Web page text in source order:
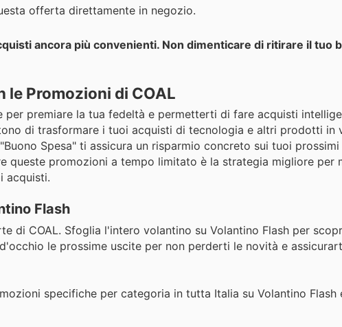
offerta direttamente in negozio.
ancora più convenienti. Non dimenticare di ritirare il tuo
le Promozioni di COAL
per premiare la tua fedeltà e permetterti di fare acquisti
di trasformare i tuoi acquisti di tecnologia e altri prodotti in
Spesa" ti assicura un risparmio concreto sui tuoi prossimi
queste promozioni a tempo limitato è la strategia migliore per
acquisti.
Flash
di COAL. Sfoglia l'intero volantino su Volantino Flash per
le prossime uscite per non perderti le novità e
specifiche per categoria in tutta Italia su Volantino Flash